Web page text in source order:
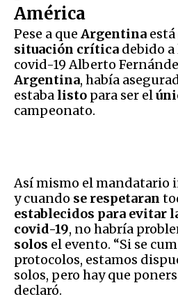
América
Pese a que Argentina
situación crítica debido
covid-19 Alberto
Argentina, había
estaba listo para ser el
campeonato.
Así mismo el mandatario
y cuando se respetaran
establecidos para evitar
covid-19, no habría
solos el evento. “Si se
protocolos, estamos
solos, pero hay que
declaró.